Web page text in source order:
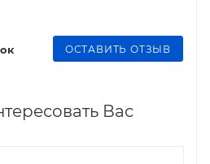
ОСТАВИТЬ ОТЗЫВ
Вас